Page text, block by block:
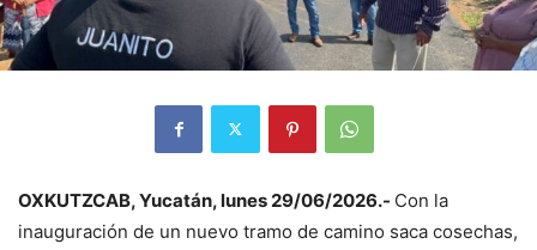
OXKUTZCAB, Yucatán, lunes 29/06/2026.- Con la
inauguración de un nuevo tramo de camino saca cosechas,